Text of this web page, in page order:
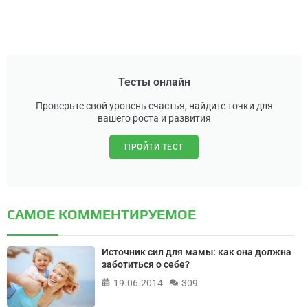
Тесты онлайн
Проверьте свой уровень счастья, найдите точки для
вашего роста и развития
ПРОЙТИ ТЕСТ
САМОЕ КОММЕНТИРУЕМОЕ
Источник сил для мамы: как она должна
заботиться о себе?
19.06.2014
309